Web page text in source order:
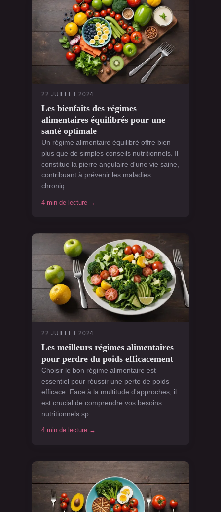
22 JUILLET 2024
Les bienfaits des régimes
alimentaires équilibrés pour une
santé optimale
Un régime alimentaire équilibré offre bien
plus que de simples conseils nutritionnels. Il
constitue la pierre angulaire d'une vie saine,
contribuant à prévenir les maladies
chroniq...
4 min de lecture →
22 JUILLET 2024
Les meilleurs régimes alimentaires
pour perdre du poids efficacement
Choisir le bon régime alimentaire est
essentiel pour réussir une perte de poids
efficace. Face à la multitude d'approches, il
est crucial de comprendre vos besoins
nutritionnels sp...
4 min de lecture →